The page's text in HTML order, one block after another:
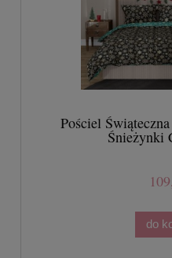
Pościel
Śnieżynki
do